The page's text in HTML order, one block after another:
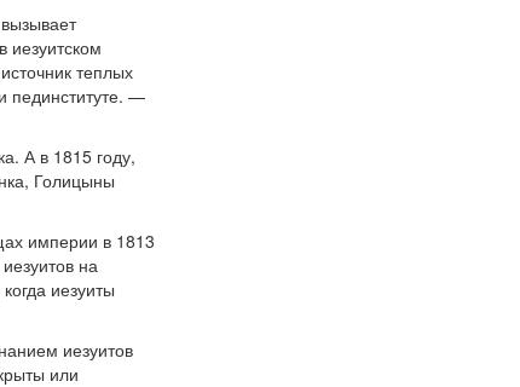
иезуитском
теплых
пединституте. —
А в 1815 году,
Голицыны
империи в 1813
на
иезуиты
иезуитов
или